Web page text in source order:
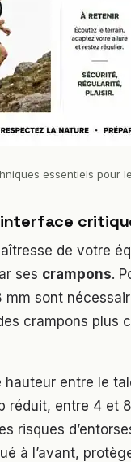
essentiels pour
de votre
ses crampons.
sont
crampons plus
entre le
réduit, entre 4 et
risques
à l’avant,